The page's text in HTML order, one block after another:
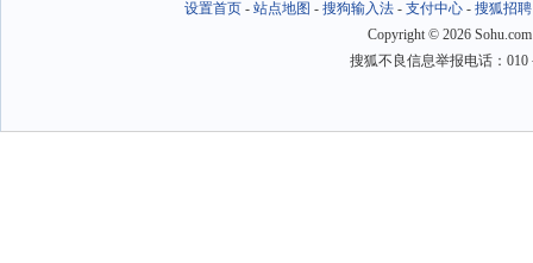
设置首页- 站点地图 - 搜狗输入法- 支付中心- 搜狐招聘
Copyright © 2026
搜狐不良信息举报电话：010